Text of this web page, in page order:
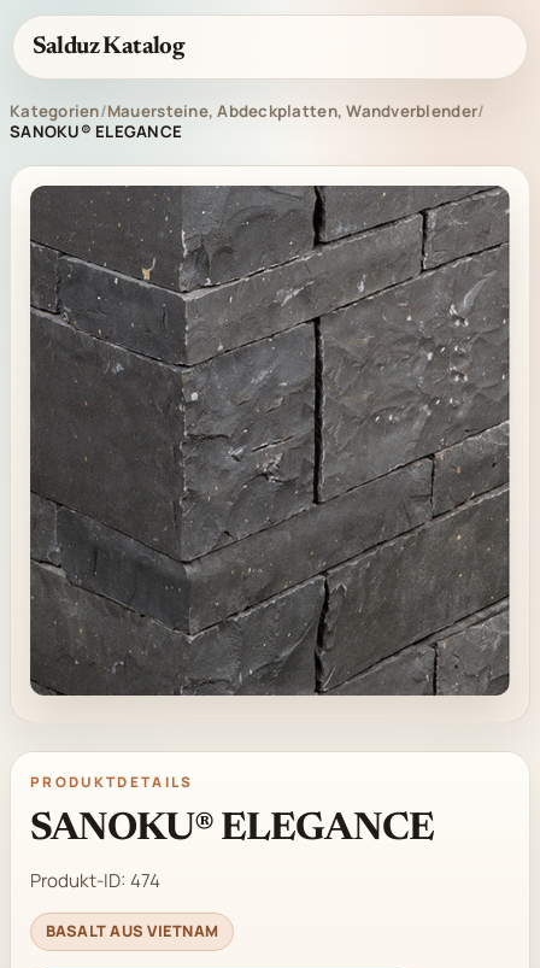
Salduz Katalog
Kategorien/Mauersteine, Abdeckplatten, Wandverblender/
SANOKU® ELEGANCE
PRODUKTDETAILS
SANOKU® ELEGANCE
Produkt-ID: 474
BASALT AUS VIETNAM